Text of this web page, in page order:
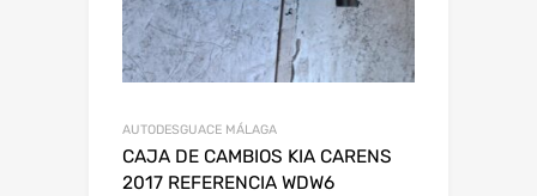
AUTODESGUACE MÁLAGA
CAJA DE CAMBIOS KIA CARENS
2017 REFERENCIA WDW6